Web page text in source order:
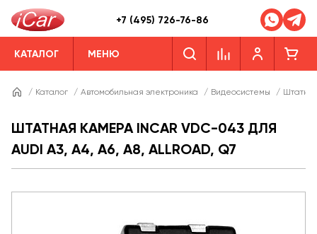
+7 (495) 726-76-86
КАТАЛОГ МЕНЮ
/ Каталог / Автомобильная электроника / Видеосистемы /
ШТАТНАЯ КАМЕРА INCAR VDC-043 ДЛЯ
AUDI A3, A4, A6, A8, ALLROAD, Q7